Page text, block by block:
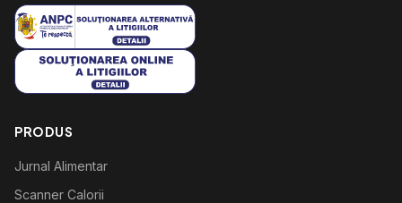
PRODUS
Jurnal Alimentar
Scanner Calorii